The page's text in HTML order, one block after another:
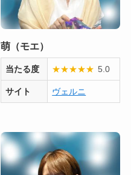
萌（モエ）
当たる度 ★★★★★ 5.0
サイト ヴェルニ